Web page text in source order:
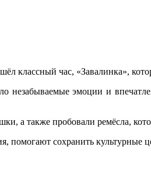
классный час, «Завалинка»,
незабываемые эмоции и
а также пробовали ремёсла,
сохранить культурные